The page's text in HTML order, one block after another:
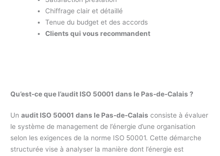
Chiffrage clair et détaillé
Tenue du budget et des accords
Clients qui vous recommandent
Qu’est-ce que l’audit ISO 50001 dans le Pas-de-Calais ?
Unaudit ISO 50001 dans le Pas-de-Calais consiste à évaluer
le système de management de l’énergie d’une organisation
selon les exigences de la norme ISO 50001. Cette démarche
structurée vise à analyser la manière dont l’énergie est